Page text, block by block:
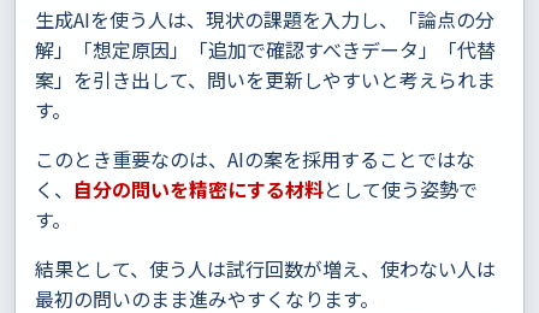
生成AIを使う人は、現状の課題を入力し、「論点の分
解」「想定原因」「追加で確認すべきデータ」「代替
案」を引き出して、問いを更新しやすいと考えられま
す。
このとき重要なのは、AIの案を採用することではな
く、 自分の問いを精密にする材料として使う姿勢で
す。
結果として、使う人は試行回数が増え、使わない人は
最初の問いのまま進みやすくなります。